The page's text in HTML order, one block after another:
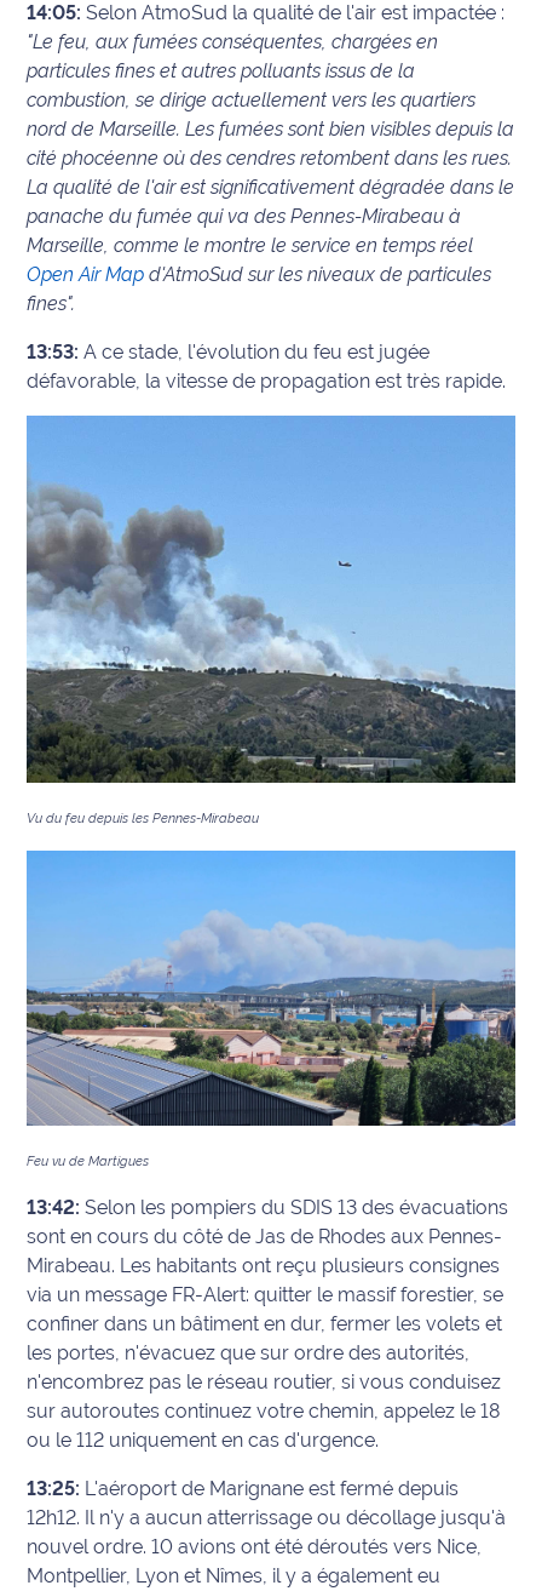
14:05:Selon AtmoSud la qualité de l'air est impactée :
"Le feu, aux fumées conséquentes, chargées en
particules fines et autres polluants issus de la
combustion, se dirige actuellement vers les quartiers
nord de Marseille. Les fumées sont bien visibles depuis la
cité phocéenne où des cendres retombent dans les rues.
La qualité de l'air est significativement dégradée dans le
panache du fumée qui va des Pennes-Mirabeau à
Marseille, comme le montre le service en temps réel
Open Air Map d'AtmoSud sur les niveaux de particules
fines".
13:53:A ce stade, l'évolution du feu est jugée
défavorable, la vitesse de propagation est très rapide.
Vu du feu depuis les Pennes-Mirabeau
Feu vu de Martigues
13:42: Selon les pompiers du SDIS 13 des évacuations
sont en cours du côté de Jas de Rhodes aux Pennes-
Mirabeau. Les habitants ont reçu plusieurs consignes
via un message FR-Alert: quitter le massif forestier, se
confiner dans un bâtiment en dur, fermer les volets et
les portes, n'évacuez que sur ordre des autorités,
n'encombrez pas le réseau routier, si vous conduisez
sur autoroutes continuez votre chemin, appelez le 18
ou le 112 uniquement en cas d'urgence.
13:25: L'aéroport de Marignane est fermé depuis
12h12. Il n'y a aucun atterrissage ou décollage jusqu'à
nouvel ordre. 10 avions ont été déroutés vers Nice,
Montpellier, Lyon et Nîmes, il y a également eu